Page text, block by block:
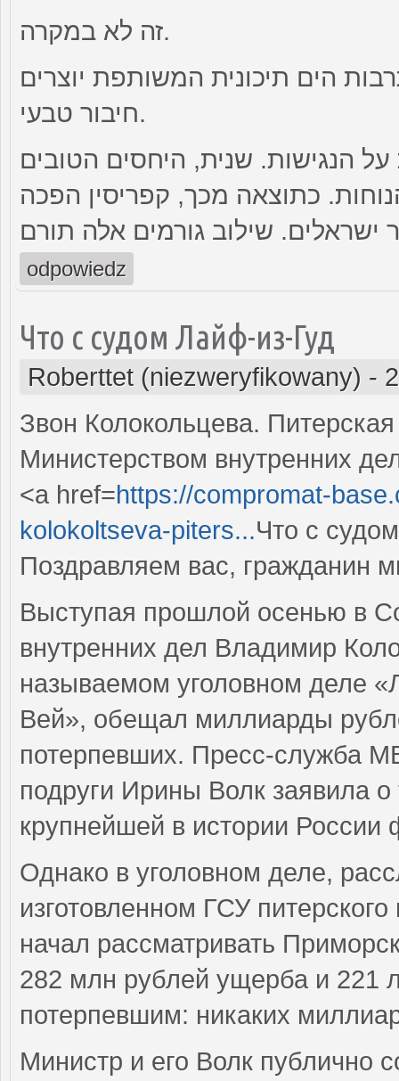
זה לא במקרה.
הים תיכונית המשותפת יוצרים
חיבור טבעי.
הנגישות. שנית, היחסים הטובים
כתוצאה מכך, קפריסין הפכה
ישראלים. שילוב גורמים אלה תורם
odpowiedz
Что с судом Лайф-из-Гуд
Roberttet (niezweryfikowany) -
Звон Колокольцева.
Министерством внутренних
<a href=https://compromat-
kolokoltseva-piters...Что с
Поздравляем вас, гражданин
Выступая прошлой осенью в
внутренних дел Владимир
называемом уголовном деле
Вей», обещал миллиарды
потерпевших. Пресс-служба
подруги Ирины Волк заявила
крупнейшей в истории
Однако в уголовном деле,
изготовленном ГСУ
начал рассматривать
282 млн рублей ущерба и 221
потерпевшим: никаких
Министр и его Волк публично